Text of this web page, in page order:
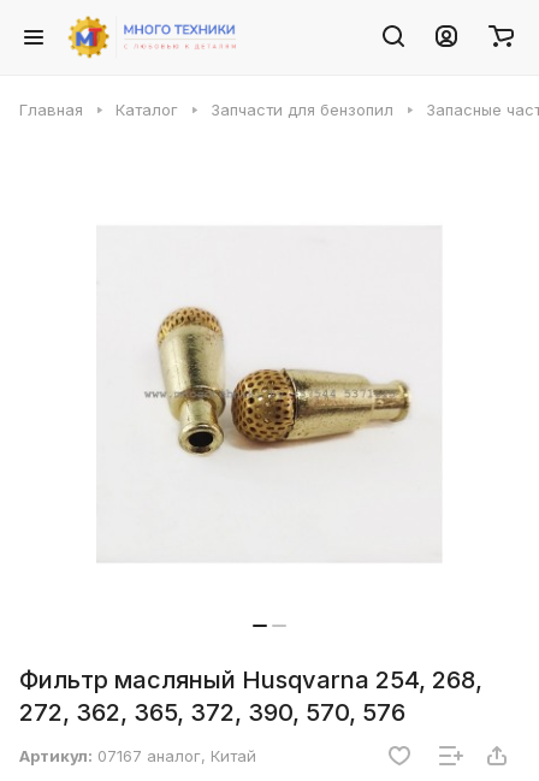
Главная Каталог Запчасти для бензопил Запасные
Фильтр масляный Husqvarna 254, 268,
272, 362, 365, 372, 390, 570, 576
Артикул: 07167 аналог, Китай